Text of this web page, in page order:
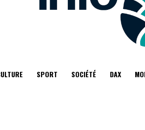
SPORT SOCIÉTÉ DAX